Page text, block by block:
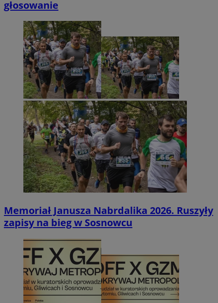
głosowanie
Memoriał Janusza Nabrdalika 2026. Ruszyły
zapisy na bieg w Sosnowcu